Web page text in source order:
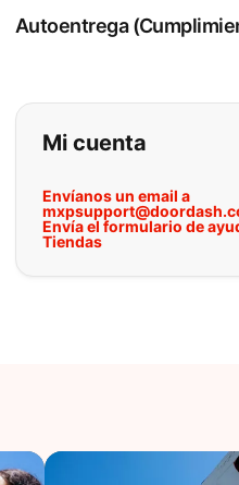
Autoentrega
Si no puede
Mi cuenta
Envíanos un email a
Envía el formulario de
Tiendas